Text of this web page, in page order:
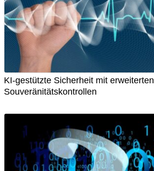
KI-gestützte Sicherheit mit erweiterten
Souveränitätskontrollen